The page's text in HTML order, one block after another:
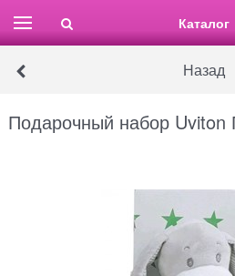
Каталог
Назад
Подарочный набор